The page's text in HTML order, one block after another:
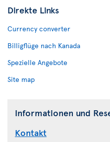
Direkte Links
Currency converter
Billigflüge nach Kanada
Spezielle Angebote
Site map
Informationen und
Kontakt